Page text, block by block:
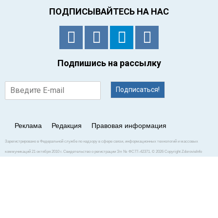
ПОДПИСЫВАЙТЕСЬ НА НАС
Подпишись на рассылку
Подписаться!
Реклама Редакция Правовая информация
Зарегистрировано в Федеральной службе по надзору в сфере связи, информационных технологий и массовых
коммуникаций 21 октября 2010 г. Свидетельство о регистрации Эл № ФС77–42371. © 2026 Copyright ZdorovieInfo